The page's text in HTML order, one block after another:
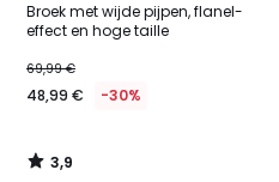
Broek met wijde pijpen, flanel-
effect en hoge taille
69,99 €
48,99 € -30%
/ 5
3,9
/